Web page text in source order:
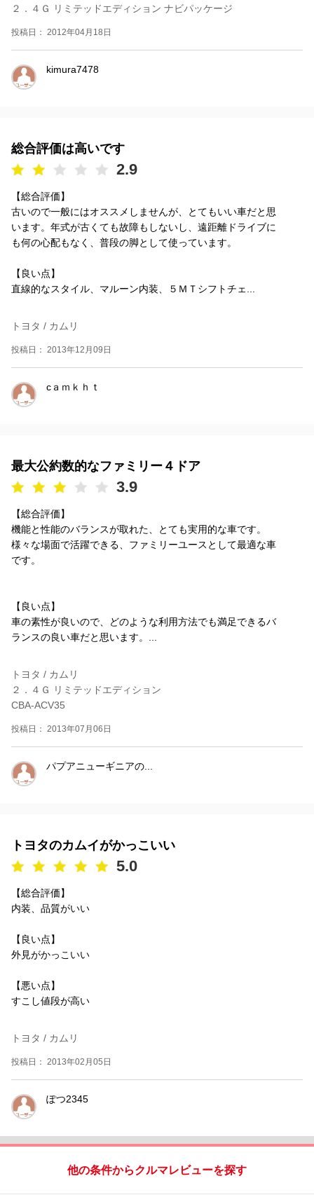
２．４Ｇ リミテッドエディション ナビパッケージ
投稿日： 2012年04月18日
kimura7478
総合評価は高いです
2.9
【総合評価】
古いので一般にはオススメしませんが、とてもいい車だと思
います。年式が古くても故障もしないし、遠距離ドライブに
も何の心配もなく、普段の脚として使っています。
【良い点】
直線的なスタイル、マルーン内装、５ＭＴシフトチェ...
トヨタ / カムリ
投稿日： 2013年12月09日
cａｍｋｈｔ
最大公約数的なファミリー４ドア
3.9
【総合評価】
機能と性能のバランスが取れた、とても実用的な車です。
様々な場面で活躍できる、ファミリーユースとして最適な車
です。
【良い点】
車の素性が良いので、どのような利用方法でも満足できるバ
ランスの良い車だと思います。...
トヨタ / カムリ
２．４Ｇ リミテッドエディション
CBA-ACV35
投稿日： 2013年07月06日
パプアニューギニアの...
トヨタのカムイがかっこいい
5.0
【総合評価】
内装、品質がいい
【良い点】
外見がかっこいい
【悪い点】
すこし値段が高い
トヨタ / カムリ
投稿日： 2013年02月05日
ぽつ2345
他の条件からクルマレビューを探す